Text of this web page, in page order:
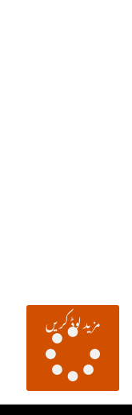
مزید لوڈ کریں